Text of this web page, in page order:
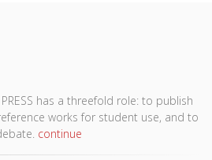
PRESS has a threefold role: to publish
works for student use, and to
continue